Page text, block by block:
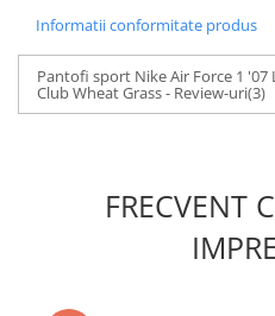
Informatii conformitate produs
Pantofi sport Nike Air Force 1
Club Wheat Grass - Review-uri(3)
FRECVENT